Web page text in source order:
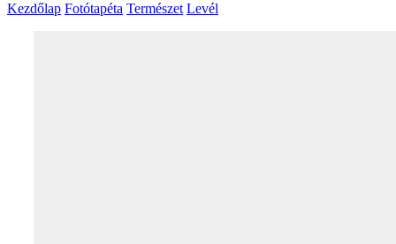
Kezdőlap Fotótapéta Természet Levél